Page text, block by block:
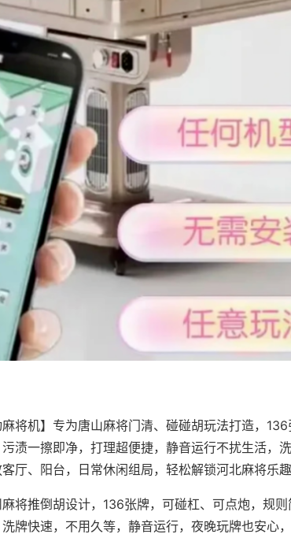
麻将机】专为唐山麻将门清、碰碰胡玩法打造，136
渍一擦即净，打理超便捷，静音运行不扰生活，洗
厅、阳台，日常休闲组局，轻松解锁河北麻将乐趣
将推倒胡设计，136张牌，可碰杠、可点炮，规
牌快速，不用久等，静音运行，夜晚玩牌也安心